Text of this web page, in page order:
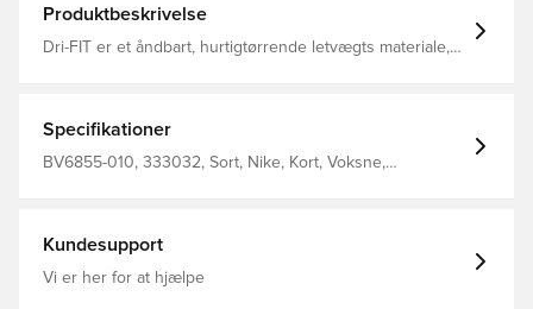
Produktbeskrivelse
Dri-FIT er et åndbart, hurtigtørrende letvægts materiale,
polyester. Personaliser produktet med to bogstaver eller
to tal. Perfekt til initialer eller nummer.
Specifikationer
BV6855-010, 333032, Sort, Nike, Kort, Voksne,
Kundesupport
Vi er her for at hjælpe